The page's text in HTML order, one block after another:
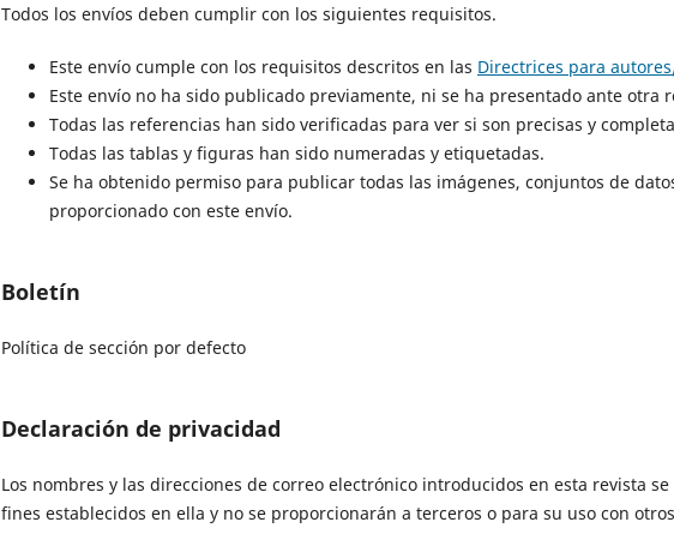
Todos los envíos deben cumplir con los siguientes requisitos.
Este envío cumple con los requisitos descritos en las Directrices para
Este envío no ha sido publicado previamente, ni se ha presentado ante otra
Todas las referencias han sido verificadas para ver si son precisas y
Todas las tablas y figuras han sido numeradas y etiquetadas.
Se ha obtenido permiso para publicar todas las imágenes, conjuntos de
proporcionado con este envío.
Boletín
Política de sección por defecto
Declaración de privacidad
Los nombres y las direcciones de correo electrónico introducidos en esta revista
fines establecidos en ella y no se proporcionarán a terceros o para su uso con